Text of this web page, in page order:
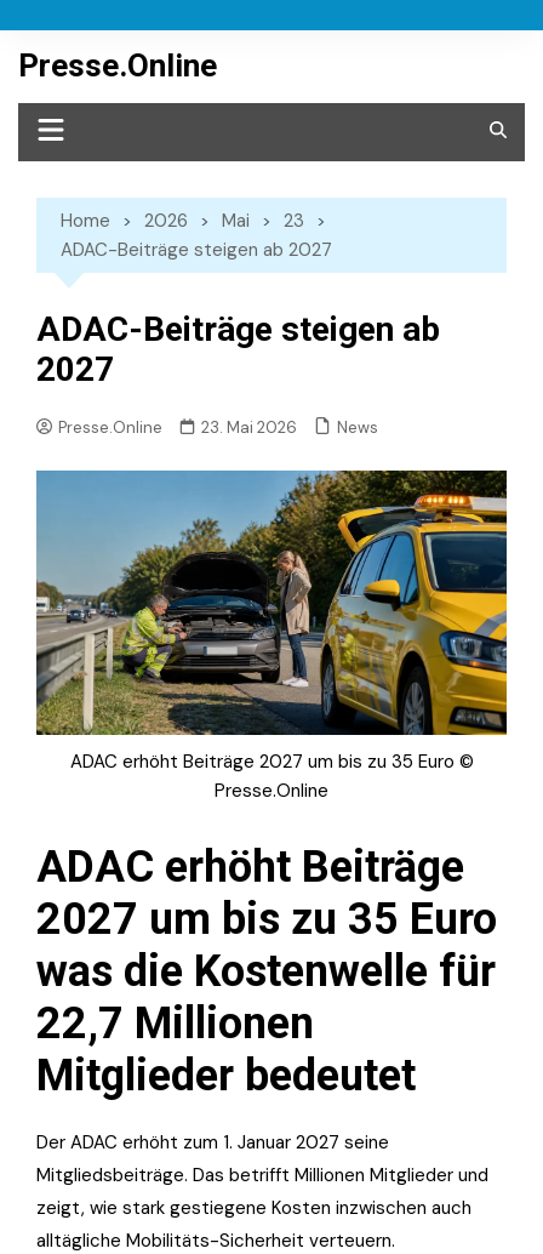
content
Presse.Online
Home 2026 Mai
23
ADAC-Beiträge steigen ab 2027
ADAC-Beiträge steigen ab
2027
Presse.Online 23. Mai 2026 News
ADAC erhöht Beiträge 2027 um bis zu 35 Euro ©
Presse.Online
ADAC erhöht Beiträge
2027 um bis zu 35 Euro
was die Kostenwelle für
22,7 Millionen
Mitglieder bedeutet
Der ADAC erhöht zum 1. Januar 2027 seine
Mitgliedsbeiträge. Das betrifft Millionen Mitglieder und
zeigt, wie stark gestiegene Kosten inzwischen auch
alltägliche Mobilitäts-Sicherheit verteuern.